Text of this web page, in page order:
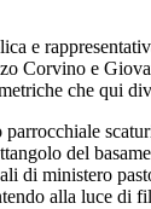
e
Corvino e
che qui
del
di ministero
alla luce di